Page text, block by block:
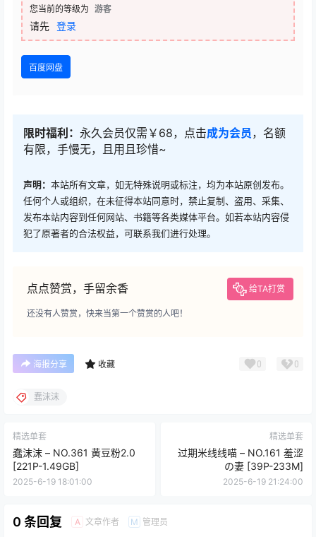
您当前的等级为 游客
请先 登录
百度网盘
限时福利： 永久会员仅需￥68，点击成为会员，名额
有限，手慢无，且用且珍惜~
声明： 本站所有文章，如无特殊说明或标注，均为本站原创发布。
任何个人或组织，在未征得本站同意时，禁止复制、盗用、采集、
发布本站内容到任何网站、书籍等各类媒体平台。如若本站内容侵
犯了原著者的合法权益，可联系我们进行处理。
点点赞赏，手留余香 给TA打赏
还没有人赞赏，快来当第一个赞赏的人吧！
海报分享 收藏 0 0
蠢沫沫
精选单套
蠢沫沫 – NO.361 黄豆粉2.0
[221P-1.49GB]
2025-6-19 18:01:00
精选单套
过期米线线喵 – NO.161 羞涩
の妻 [39P-233M]
2025-6-19 21:24:00
0 条回复 A 文章作者 M 管理员